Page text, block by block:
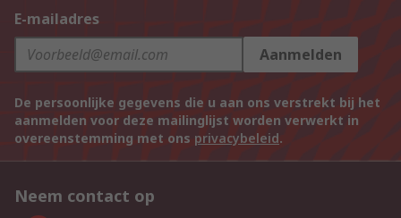
E-mailadres
Aanmelden
De persoonlijke gegevens die u aan ons verstrekt bij het
aanmelden voor deze mailinglijst worden verwerkt in
overeenstemming met ons privacybeleid.
Neem contact op